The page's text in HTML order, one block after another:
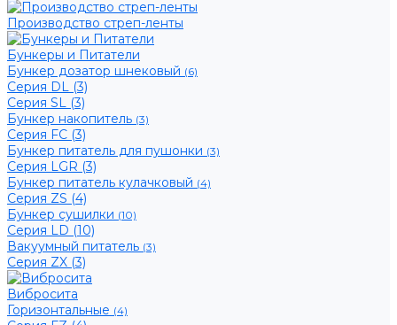
Производство стреп-ленты
Бункеры и Питатели
Бункер дозатор шнековый (6)
Серия DL (3)
Серия SL (3)
Бункер накопитель (3)
Серия FC (3)
Бункер питатель для пушонки (3)
Серия LGR (3)
Бункер питатель кулачковый (4)
Серия ZS (4)
Бункер сушилки (10)
Серия LD (10)
Вакуумный питатель (3)
Серия ZX (3)
Вибросита
Горизонтальные (4)